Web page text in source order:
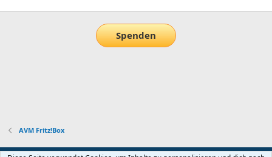
Spenden
AVM Fritz!Box